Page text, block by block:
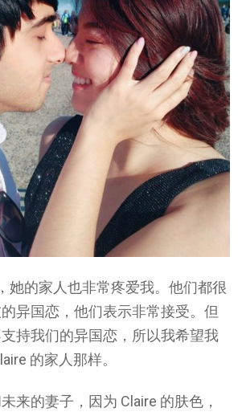
她的家人也非常疼爱我。他们都很
异国恋，他们表示非常接受。但
持我们的异国恋，所以我希望我
的家人那样。
来的妻子，因为 Claire 的肤色，